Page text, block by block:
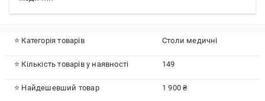
⭐ Категорія товарів Столи медичні
⭐ Кількість товарів у наявності 149
⭐ Найдешевший товар 1 900 ₴